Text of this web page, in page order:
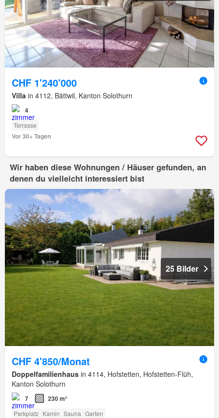
CHF 1'240'000
Villa in 4112, Bättwil, Kanton Solothurn
4
Terrasse
Vor 30+ Tagen
Wir haben diese Wohnungen / Häuser gefunden, an
denen du vielleicht interessiert bist
25 Bilder
CHF 4'850/Monat
Doppelfamilienhaus in 4114, Hofstetten, Hofstetten-Flüh,
Kanton Solothurn
7 230 m²
Parkplatz Kamin Sauna Garten